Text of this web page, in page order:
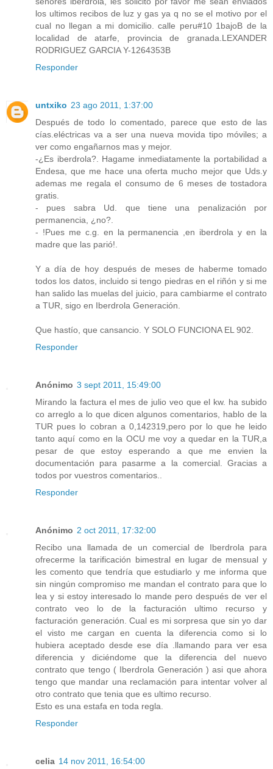
los ultimos recibos de luz y gas ya q no se el motivo por el
cual no llegan a mi domicilio. calle peru#10 1bajoB de la
localidad de atarfe, provincia de granada.LEXANDER
RODRIGUEZ GARCIA Y-1264353B
Responder
untxiko 23 ago 2011, 1:37:00
Después de todo lo comentado, parece que esto de las
cías.eléctricas va a ser una nueva movida tipo móviles; a
ver como engañarnos mas y mejor.
-¿Es iberdrola?. Hagame inmediatamente la portabilidad a
Endesa, que me hace una oferta mucho mejor que Uds.y
ademas me regala el consumo de 6 meses de tostadora
gratis.
- pues sabra Ud. que tiene una penalización por
permanencia, ¿no?.
- !Pues me c.g. en la permanencia ,en iberdrola y en la
madre que las parió!.
Y a día de hoy después de meses de haberme tomado
todos los datos, incluido si tengo piedras en el riñón y si me
han salido las muelas del juicio, para cambiarme el contrato
a TUR, sigo en Iberdrola Generación.
Que hastío, que cansancio. Y SOLO FUNCIONA EL 902.
Responder
Anónimo 3 sept 2011, 15:49:00
Mirando la factura el mes de julio veo que el kw. ha subido
co arreglo a lo que dicen algunos comentarios, hablo de la
TUR pues lo cobran a 0,142319,pero por lo que he leido
tanto aquí como en la OCU me voy a quedar en la TUR,a
pesar de que estoy esperando a que me envien la
documentación para pasarme a la comercial. Gracias a
todos por vuestros comentarios..
Responder
Anónimo 2 oct 2011, 17:32:00
Recibo una llamada de un comercial de Iberdrola para
ofrecerme la tarificación bimestral en lugar de mensual y
les comento que tendría que estudiarlo y me informa que
sin ningún compromiso me mandan el contrato para que lo
lea y si estoy interesado lo mande pero después de ver el
contrato veo lo de la facturación ultimo recurso y
facturación generación. Cual es mi sorpresa que sin yo dar
el visto me cargan en cuenta la diferencia como si lo
hubiera aceptado desde ese día .llamando para ver esa
diferencia y diciéndome que la diferencia del nuevo
contrato que tengo ( Iberdrola Generación ) asi que ahora
tengo que mandar una reclamación para intentar volver al
otro contrato que tenia que es ultimo recurso.
Esto es una estafa en toda regla.
Responder
celia 14 nov 2011, 16:54:00